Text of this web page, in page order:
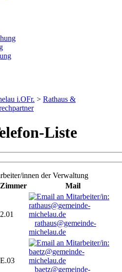
i.OFr. > Rathaus &
Liste
innen der Verwaltung
Zimmer Mail
2.01
rathaus@gemeinde-
michelau.de
E.03
baetz@gemeinde-